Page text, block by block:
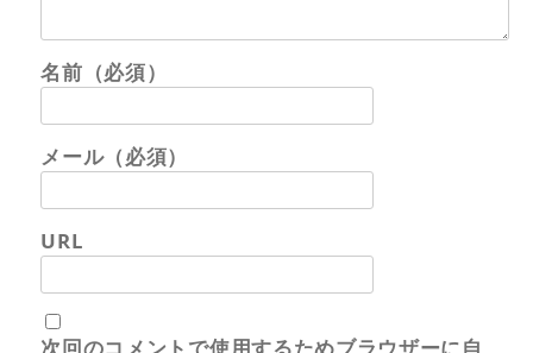
名前（必須）
メール（必須）
URL
次回のコメントで使用するためブラウザーに自